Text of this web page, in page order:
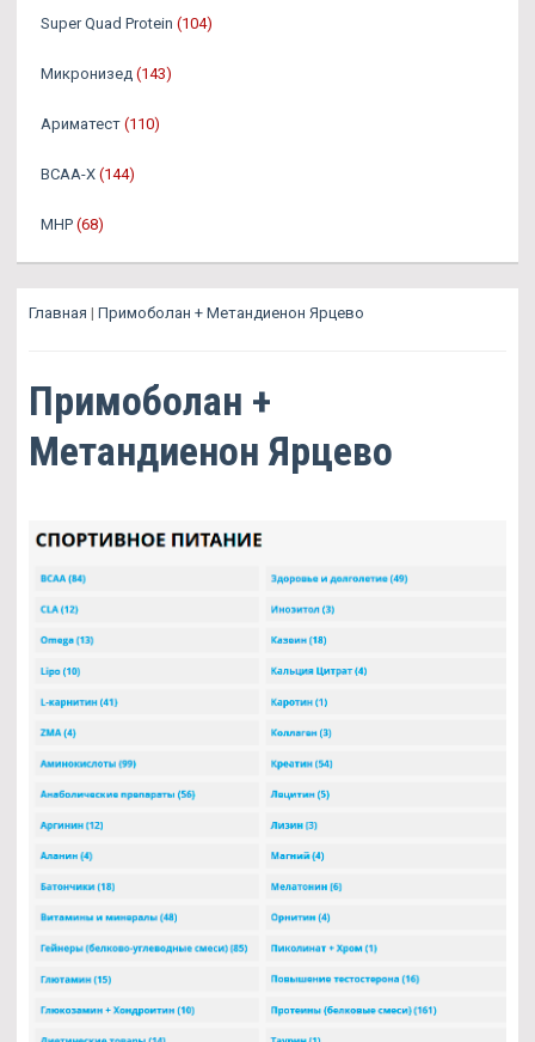
Super Quad Protein (104)
Микронизед (143)
Ариматест (110)
BCAA-X (144)
MHP (68)
Главная | Примоболан + Метандиенон Ярцево
Примоболан +
Метандиенон Ярцево